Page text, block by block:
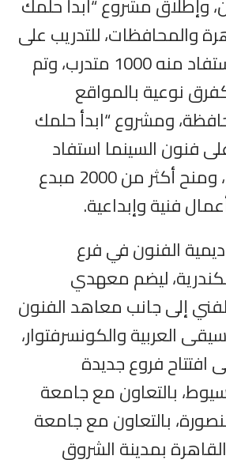
والمحافظات، للتدريب على
فنون المسرح، استفاد منه 1000 متدرب، وتم
نوعية بالمواقع
ومشروع “ابدأ حلمك
فنون السينما استفاد
منها 350 متدربًا، ومنح أكثر من 2000 مبدع
فنية وإبداعية.
الفنون في فرع
ليضم معهدي
إلى جانب معاهد الفنون
العربية والكونسرفتوار،
افتتاح فروع جديدة
بالتعاون مع جامعة
بالتعاون مع جامعة
بمدينة الشروق